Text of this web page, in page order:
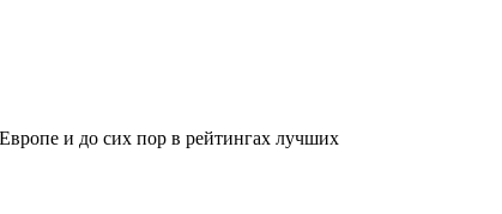
и до сих пор в рейтингах лучших